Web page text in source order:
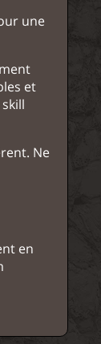
une
et
Ne
en